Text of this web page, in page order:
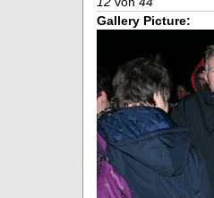
Gallery Picture: